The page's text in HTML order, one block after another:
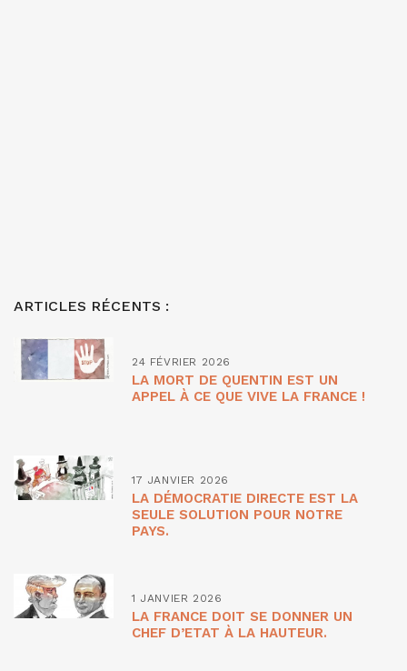
ARTICLES RÉCENTS :
24 FÉVRIER 2026
LA MORT DE QUENTIN EST UN
APPEL À CE QUE VIVE LA FRANCE !
17 JANVIER 2026
LA DÉMOCRATIE DIRECTE EST LA
SEULE SOLUTION POUR NOTRE
PAYS.
1 JANVIER 2026
LA FRANCE DOIT SE DONNER UN
CHEF D’ETAT À LA HAUTEUR.